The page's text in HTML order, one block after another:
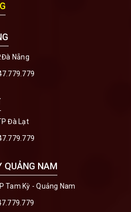
Nẵng
Đà Lạt
QUẢNG NAM
Tam Kỳ - Quảng Nam